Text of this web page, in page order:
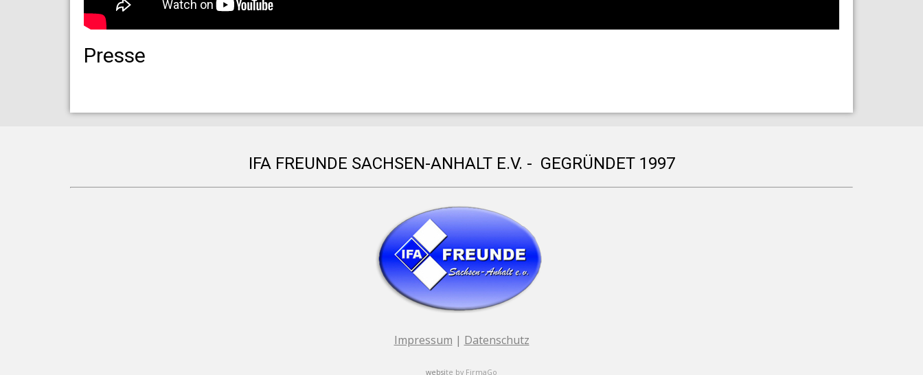
Presse
IFA FREUNDE SACHSEN-ANHALT E.V. - GEGRÜNDET 1997
Impressum | Datenschutz
website by FirmaGo